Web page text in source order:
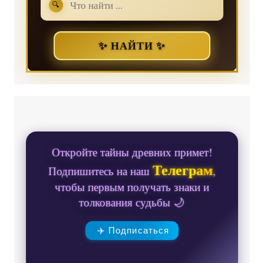
🔍
✨ НАЙТИ ✨
Откройте тайны древних примет!
Подпишитесь на нашТелеграм,
чтобы первым получать знаки и
толкования судьбы 🌙
✈️ Подписаться